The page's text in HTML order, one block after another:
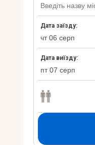
Контакти